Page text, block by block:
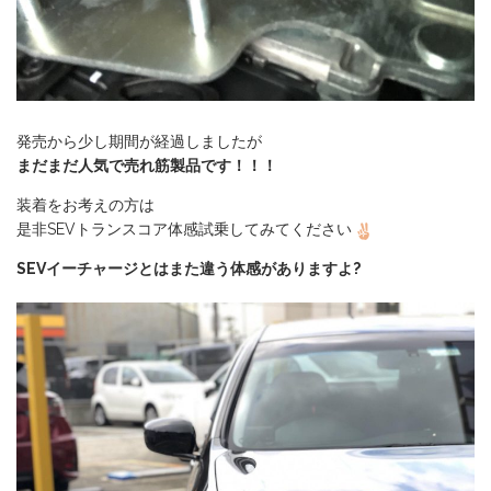
発売から少し期間が経過しましたが
まだまだ人気で売れ筋製品です！！！
装着をお考えの方は
是非SEVトランスコア体感試乗してみてください
SEVイーチャージとはまた違う体感がありますよ?